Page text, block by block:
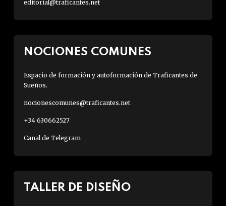
editorial@traficantes.net
NOCIONES COMUNES
Espacio de formación y autoformación de Traficantes de
Sueños.
nocionescomunes@traficantes.net
+34 630662527
Canal de Telegram
TALLER DE DISEÑO